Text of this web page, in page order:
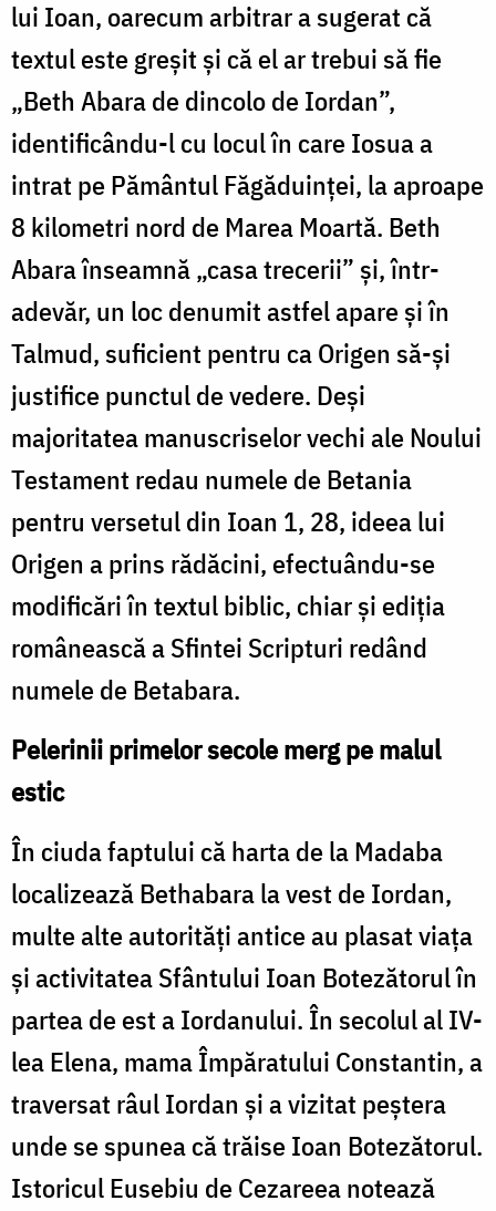
lui Ioan, oarecum arbitrar a sugerat că
textul este greșit și că el ar trebui să fie
„Beth Abara de dincolo de Iordan”,
identificându-l cu locul în care Iosua a
intrat pe Pământul Făgăduinţei, la aproape
8 kilometri nord de Marea Moartă. Beth
Abara înseamnă „casa trecerii” și, într-
adevăr, un loc denumit astfel apare și în
Talmud, suficient pentru ca Origen să-și
justifice punctul de vedere. Deși
majoritatea manuscriselor vechi ale Noului
Testament redau numele de Betania
pentru versetul din Ioan 1, 28, ideea lui
Origen a prins rădăcini, efectuându-se
modificări în textul biblic, chiar și ediția
românească a Sfintei Scripturi redând
numele de Betabara.
Pelerinii primelor secole merg pe malul
estic
În ciuda faptului că harta de la Madaba
localizează Bethabara la vest de Iordan,
multe alte autorități antice au plasat viața
și activitatea Sfântului Ioan Botezătorul în
partea de est a Iordanului. În secolul al IV-
lea Elena, mama Împăratului Constantin, a
traversat râul Iordan și a vizitat peștera
unde se spunea că trăise Ioan Botezătorul.
Istoricul Eusebiu de Cezareea notează